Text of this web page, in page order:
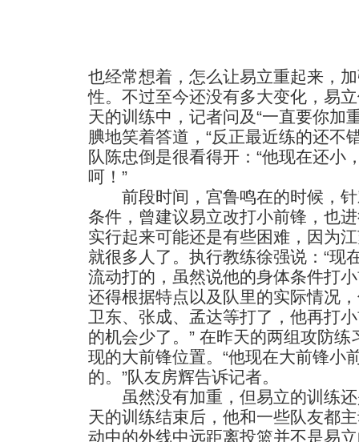
也经常想着，怎么让易立重起来，
性。不过至今还没有多大变化，易
天的训练中，记者问及“一直要你加
腆地笑着答道，“反正最近练的还不
队陈忠倒是很看得开：“他现在还小
呵！”
前段时间，宫鲁鸣在的时候，针
条件，曾建议易立改打小前锋，也
实行起来可能还是有些困难，因为
就很多人了。执行教练徐强说：“现
流动打的，虽然说他的身体条件打
还得根据特点以及队里的实际情况
卫东、张成、孟达等打了，他再打
的机会少了。” 在昨天的两组攻防
现的大前锋位置。“他现在大前锋小
的。”队友房辉告诉记者。
虽然没有加重，但易立的训练还
天的训练结束后，他和一些队友都
动中的外线中远距离投篮并不是易